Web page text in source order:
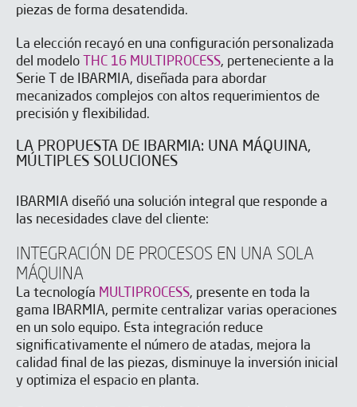
piezas de forma desatendida.
La elección recayó en una configuración personalizada
del modelo
THC 16 MULTIPROCESS, perteneciente a la
Serie T de IBARMIA, diseñada para abordar
mecanizados complejos con altos requerimientos de
precisión y flexibilidad.
LA PROPUESTA DE IBARMIA: UNA MÁQUINA,
MÚLTIPLES SOLUCIONES
IBARMIA diseñó una solución integral que responde a
las necesidades clave del cliente:
INTEGRACIÓN DE PROCESOS EN UNA SOLA
MÁQUINA
La tecnología MULTIPROCESS, presente en toda la
gama IBARMIA, permite centralizar varias operaciones
en un solo equipo. Esta integración reduce
significativamente el número de atadas, mejora la
calidad final de las piezas, disminuye la inversión inicial
y optimiza el espacio en planta.